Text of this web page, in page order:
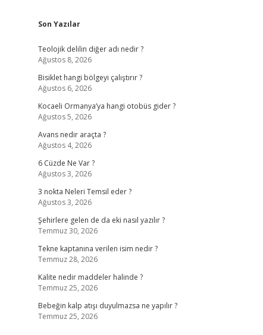
Sidebar
Son Yazılar
Teolojik delilin diğer adı nedir ?
Ağustos 8, 2026
Bisiklet hangi bölgeyi çalıştırır ?
Ağustos 6, 2026
Kocaeli Ormanya’ya hangi otobüs gider ?
Ağustos 5, 2026
Avans nedir araçta ?
Ağustos 4, 2026
6 Cüzde Ne Var ?
Ağustos 3, 2026
3 nokta Neleri Temsil eder ?
Ağustos 3, 2026
Şehirlere gelen de da eki nasıl yazılır ?
Temmuz 30, 2026
Tekne kaptanına verilen isim nedir ?
Temmuz 28, 2026
Kalite nedir maddeler halinde ?
Temmuz 25, 2026
Bebeğin kalp atışı duyulmazsa ne yapılır ?
Temmuz 25, 2026